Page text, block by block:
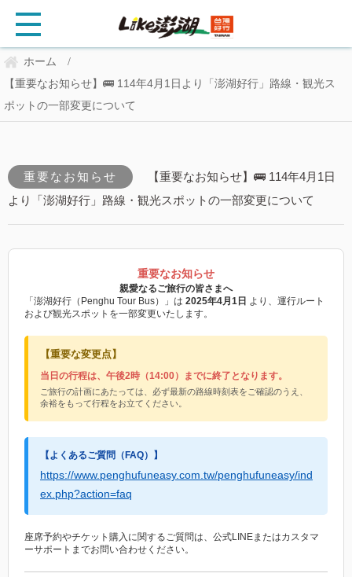
ホーム /
【重要なお知らせ】🚌 114年4月1日より「澎湖好行」路線・観光ス
ポットの一部変更について
重要なお知らせ
【重要なお知らせ】🚌 114年4月1日
より「澎湖好行」路線・観光スポットの一部変更について
重要なお知らせ
親愛なるご旅行の皆さまへ
「澎湖好行（Penghu Tour Bus）」は 2025年4月1日 より、運行ルート
および観光スポットを一部変更いたします。
【重要な変更点】
当日の行程は、午後2時（14:00）までに終了となります。
ご旅行の計画にあたっては、必ず最新の路線時刻表をご確認のうえ、
余裕をもって行程をお立てください。
【よくあるご質問（FAQ）】
https://www.penghufuneasy.com.tw/penghufuneasy/ind
ex.php?action=faq
座席予約やチケット購入に関するご質問は、公式LINEまたはカスタマ
ーサポートまでお問い合わせください。